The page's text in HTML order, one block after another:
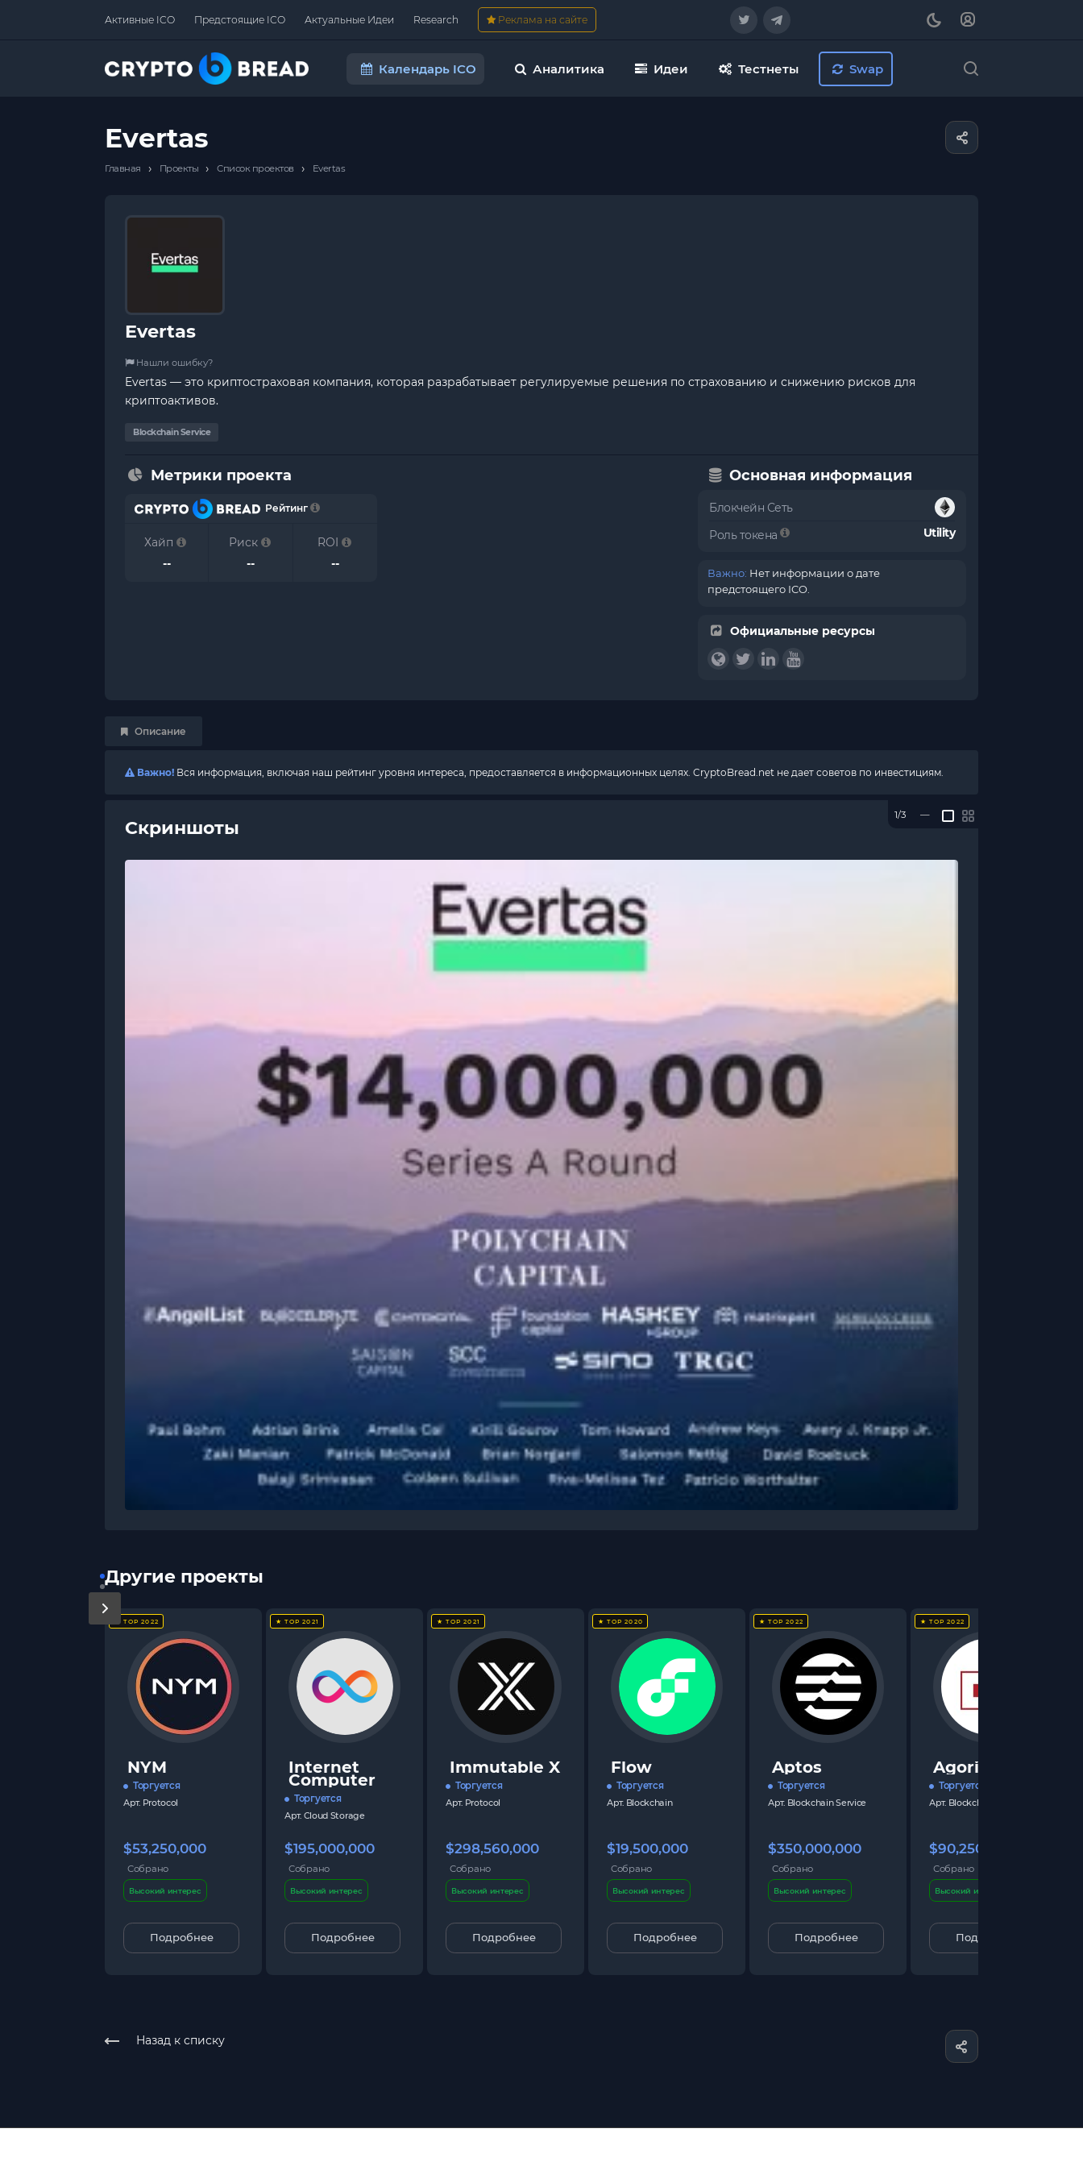
Активные ICO Предстоящие ICO Актуальные Идеи Research Реклама на сайте
Календарь ICO Аналитика Идеи Тестнеты Swap
Evertas
Главная › Проекты › Список проектов › Evertas
Evertas
Нашли ошибку?
Evertas — это криптостраховая компания, которая разрабатывает регулируемые решения по страхованию и снижению рисков для
криптоактивов.
Blockchain Service
Метрики проекта
Рейтинг
Хайп
--
Риск
--
ROI
--
Основная информация
Блокчейн Сеть
Роль токена
Utility
Важно: Нет информации о дате
предстоящего ICO.
Официальные ресурсы
Описание
Важно! Вся информация, включая наш рейтинг уровня интереса, предоставляется в информационных целях. CryptoBread.net не дает советов по инвестициям.
Скриншоты
1/3 —
Другие проекты
★ TOP 2022
NYM
Торгуется
Арт. Protocol
$53,250,000
Собрано
Высокий интерес
Подробнее
★ TOP 2021
Internet
Computer
Торгуется
Арт. Cloud Storage
$195,000,000
Собрано
Высокий интерес
Подробнее
★ TOP 2021
Immutable X
Торгуется
Арт. Protocol
$298,560,000
Собрано
Высокий интерес
Подробнее
★ TOP 2020
Flow
Торгуется
Арт. Blockchain
$19,500,000
Собрано
Высокий интерес
Подробнее
★ TOP 2022
Aptos
Торгуется
Арт. Blockchain Service
$350,000,000
Собрано
Высокий интерес
Подробнее
★ TOP 2022
Agoric
Торгуется
Арт. Blockchain Service
$90,250,000
Собрано
Высокий интерес
Подробнее
Назад к списку